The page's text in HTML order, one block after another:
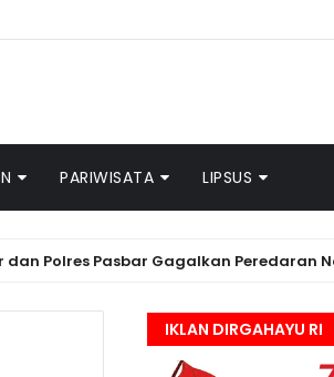
PARIWISATA LIPSUS
Gagalkan Peredaran Narkotika, 30
IKLAN DIRGAHAYU RI